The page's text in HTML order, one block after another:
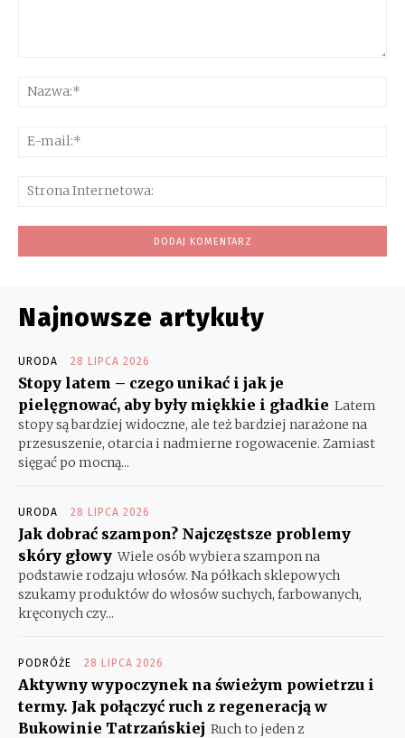
Najnowsze artykuły
URODA 28 LIPCA 2026
Stopy latem – czego unikać i jak je
pielęgnować, aby były miękkie i gładkie Latem
stopy są bardziej widoczne, ale też bardziej narażone na
przesuszenie, otarcia i nadmierne rogowacenie. Zamiast
sięgać po mocną...
URODA 28 LIPCA 2026
Jak dobrać szampon? Najczęstsze problemy
skóry głowy Wiele osób wybiera szampon na
podstawie rodzaju włosów. Na półkach sklepowych
szukamy produktów do włosów suchych, farbowanych,
kręconych czy...
PODRÓŻE 28 LIPCA 2026
Aktywny wypoczynek na świeżym powietrzu i
termy. Jak połączyć ruch z regeneracją w
Bukowinie Tatrzańskiej Ruch to jeden z